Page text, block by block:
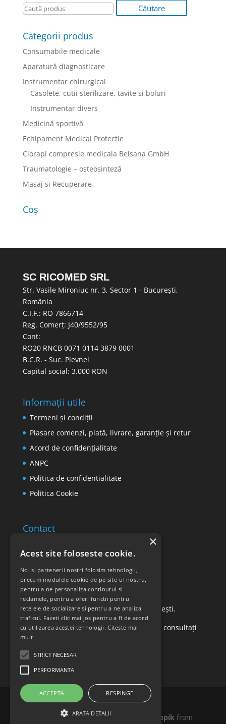
16,00 lei
variații.
Opțiunile
fi
alese
în
produsului.
Categorii produs
Consumabile medicale
Aparatură diagnosticare
Instrumentar chirurgical
Casolete, cutii sterilizare, tavite si boluri
Instrumentar divers
Medicină sportivă
Echipament Medical Protectie
Ciorapi compresie medicala Belsana GmbH
Traumatologie – osteosinteză
Masaj si Recuperare
Coș
SC RICOMED SRL
Str. Vasile Mironiuc nr. 3, Sector 1 - București,
România
C.I.F.: RO 7866714
Reg. Comerț: J40/9552/95
Cont:
RO20 RNCB 0071 0114 3879 0001
B.C.R. - Suc. Plevnei
Capital social: 3.000 RON
Informații utile
Termeni și condiții
Plasare comenzi, plată, livrare, garanție și retur
Acord de confidențialitate
ANPC
Politica de confidentialitate
Politica Cookie
Contact
Retur produse
Str. Vasile Mironiuc nr. 3, Sector 1, București.
Pentru detalii suplimentare, vă rugăm să consultați
politica de returnare a produselor
Icons made byMadebyoliver Freepik from
Acest site foloseste cookie.
Noi si partenerii nostri folosim tehnologii,
precum modulele cookie de pe site-ul nostru,
pentru a ne personaliza continutul si
reclamele, pentru a oferi functii pentru
retelele de socializare si pentru a ne analiza
traficul. Faceti clic mai jos pentru a fi de acord
cu utilizarea acestei tehnologii.Citeste mai
mult
STRICT NECESAR
PERFORMANTA
ACCEPTA RESPINGE
ARATA DETALII
×